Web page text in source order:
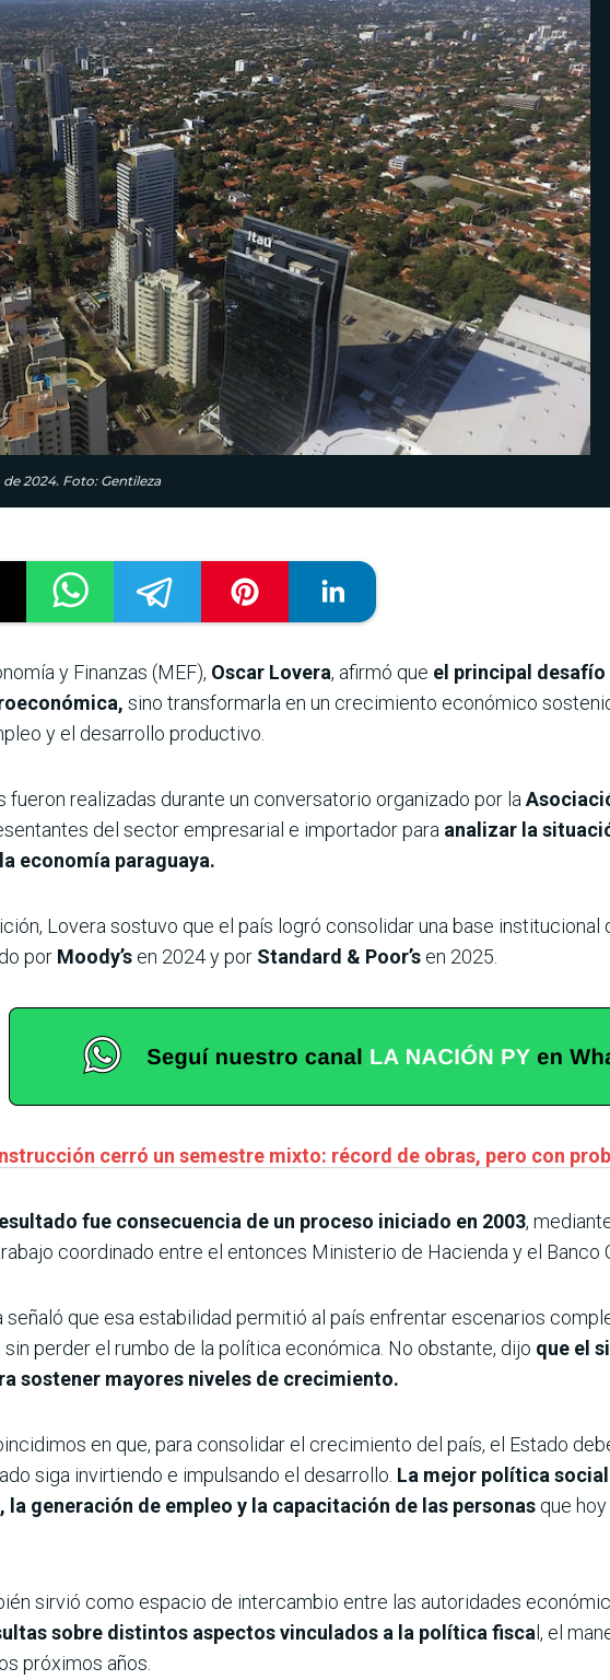
2024. Foto: Gentileza
y Finanzas (MEF), Oscar Lovera, afirmó que el principal desafío
sino transformarla en un crecimiento económico
y el desarrollo productivo.
fueron realizadas durante un conversatorio organizado por la
del sector empresarial e importador para analizar la
economía paraguaya.
Lovera sostuvo que el país logró consolidar una base institucional
por Moody’s en 2024 y por Standard & Poor’s en 2025.
cerró un semestre mixto: récord de obras, pero con
fue consecuencia de un proceso iniciado en 2003,
coordinado entre el entonces Ministerio de Hacienda y el Banco
señaló que esa estabilidad permitió al país enfrentar escenarios
perder el rumbo de la política económica. No obstante, dijo que el
sostener mayores niveles de crecimiento.
en que, para consolidar el crecimiento del país, el Estado
siga invirtiendo e impulsando el desarrollo. La mejor política
la generación de empleo y la capacitación de las personas que
sirvió como espacio de intercambio entre las autoridades
sobre distintos aspectos vinculados a la política fisca l, el
próximos años.